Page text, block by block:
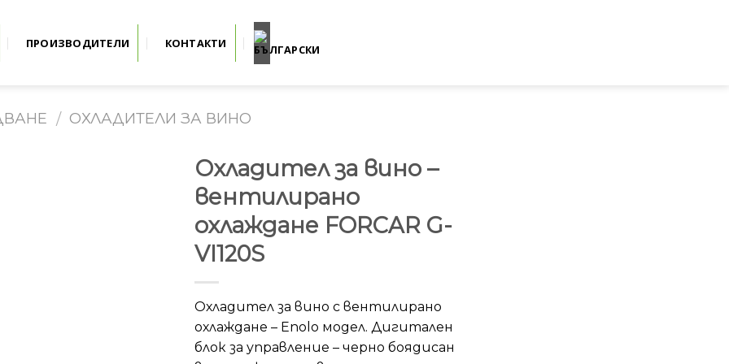
ПРОИЗВОДИТЕЛИ КОНТАКТИ
/ ОХЛАДИТЕЛИ ЗА ВИНО
Охладител за вино –
вентилирано
охлаждане FORCAR G-
VI120S
Охладител за вино с вентилирано
охлаждане – Enolo модел. Дигитален
блок за управление – черно боядисан